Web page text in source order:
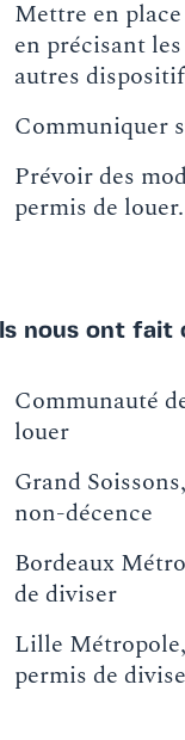
Mettre en
en précisant
autres
Communiquer
Prévoir des
permis de louer.
Ils nous ont fait
Communauté
louer
Grand
non-décence
Bordeaux
de diviser
Lille Métropole,
permis de